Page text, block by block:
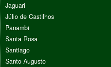
Jaguari
Júlio de Castilhos
Panambi
Santa Rosa
Santiago
Santo Augusto